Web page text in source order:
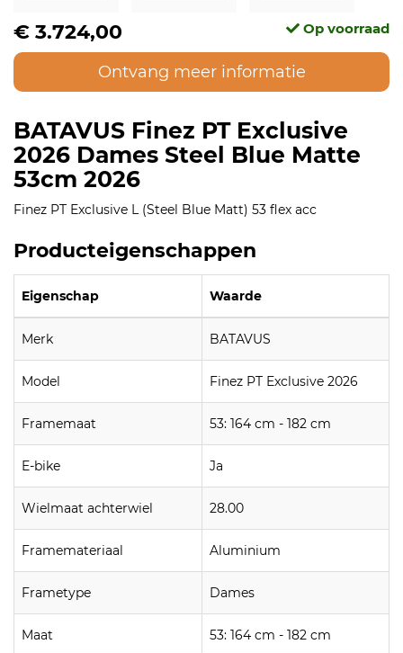
€ 3.724,00 Op voorraad
Ontvang meer informatie
BATAVUS Finez PT Exclusive
2026 Dames Steel Blue Matte
53cm 2026
Finez PT Exclusive L (Steel Blue Matt) 53 flex acc
Producteigenschappen
Eigenschap Waarde
Merk BATAVUS
Model Finez PT Exclusive 2026
Framemaat 53: 164 cm - 182 cm
E-bike Ja
Wielmaat achterwiel 28.00
Framemateriaal Aluminium
Frametype Dames
Maat 53: 164 cm - 182 cm